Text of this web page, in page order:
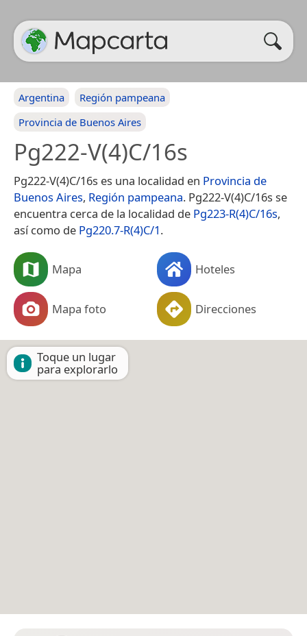
Argentina
Región pampeana
Provincia de Buenos Aires
Pg222-V(4)C/16s
Pg222-V(4)C/16s es una localidad en Provincia de
Buenos Aires, Región pampeana. Pg222-V(4)C/16s se
encuentra cerca de la localidad de Pg223-R(4)C/16s,
así como de Pg220.7-R(4)C/1.
Mapa Hoteles
Mapa foto Direcciones
Toque un lugar
para explorarlo